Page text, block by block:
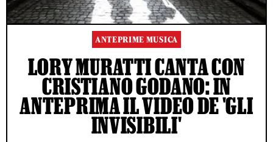
ANTEPRIME MUSICA
LORY MURATTI CANTA CON
CRISTIANO GODANO: IN
ANTEPRIMA IL VIDEO DE 'GLI
INVISIBILI'